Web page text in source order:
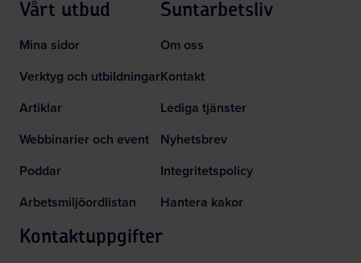
Vårt utbud
Mina sidor
Verktyg och utbildningar
Artiklar
Webbinarier och event
Poddar
Arbetsmiljöordlistan
Suntarbetsliv
Om oss
Kontakt
Lediga tjänster
Nyhetsbrev
Integritetspolicy
Hantera kakor
Kontaktuppgifter